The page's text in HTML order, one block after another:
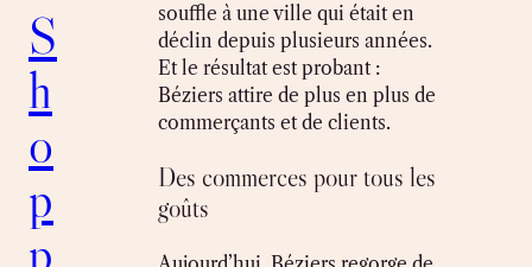
S
h
o
p
p
souffle à une ville qui était en
déclin depuis plusieurs années.
Et le résultat est probant :
Béziers attire de plus en plus de
commerçants et de clients.
Des commerces pour tous les
goûts